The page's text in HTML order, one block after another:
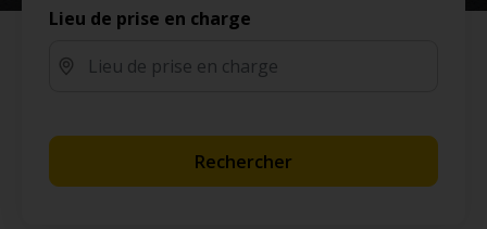
Lieu de prise en charge
Rechercher